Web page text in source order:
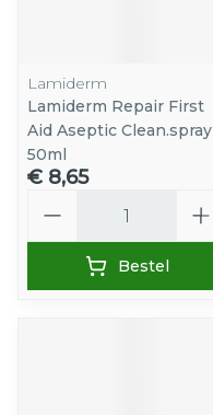
Lamiderm
Lamiderm Repair First
Aid Aseptic Clean.spray
50ml
€ 8,65
Bestel